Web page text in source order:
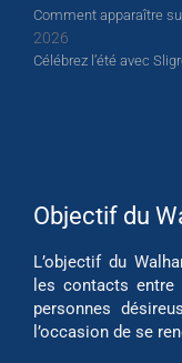
Comment apparaître
2026
Célébrez l’été avec
Objectif du
L’objectif du
les contacts
personnes
l’occasion de se